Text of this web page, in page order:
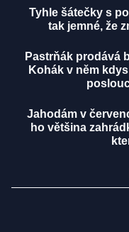
Tyhle šátečky s
tak jemné, že
Pastrňák prodává
Kohák v něm
Jahodám v
ho většina